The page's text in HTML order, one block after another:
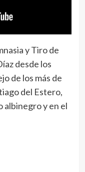
y Tiro de
desde los
de los más de
del Estero,
albinegro y en el